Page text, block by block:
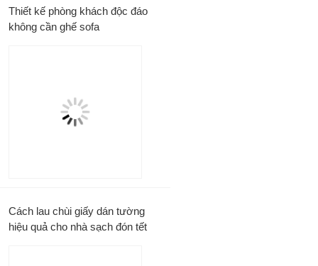
Thiết kế phòng khách độc đáo
không cần ghế sofa
Cách lau chùi giấy dán tường
hiệu quả cho nhà sạch đón tết